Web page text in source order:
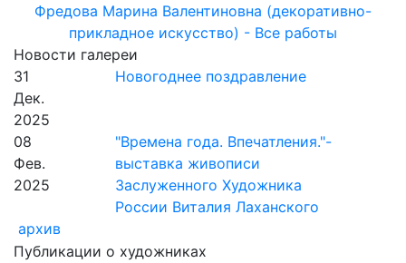
Фредова Марина Валентиновна (декоративно-
прикладное искусство) - Все работы
Новости галереи
31
Дек.
2025
Новогоднее поздравление
08
Фев.
2025
"Времена года. Впечатления."-
выставка живописи
Заслуженного Художника
России Виталия Лаханского
архив
Публикации о художниках